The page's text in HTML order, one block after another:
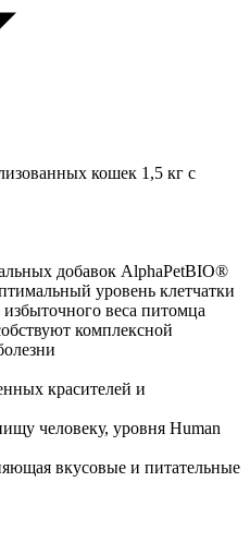
кошек 1,5 кг с
добавок AlphaPetBIO®
уровень клетчатки
веса питомца
комплексной
красителей и
человеку, уровня Human
вкусовые и питательные